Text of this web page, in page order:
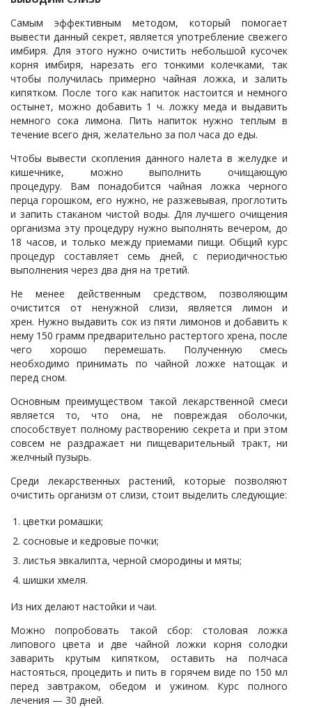
Самым эффективным методом, который помогает
вывести данный секрет, является употребление свежего
имбиря. Для этого нужно очистить небольшой кусочек
корня имбиря, нарезать его тонкими колечками, так
чтобы получилась примерно чайная ложка, и залить
кипятком. После того как напиток настоится и немного
остынет, можно добавить 1 ч. ложку меда и выдавить
немного сока лимона. Пить напиток нужно теплым в
течение всего дня, желательно за пол часа до еды.
Чтобы вывести скопления данного налета в желудке и
кишечнике, можно выполнить очищающую
процедуру. Вам понадобится чайная ложка черного
перца горошком, его нужно, не разжевывая, проглотить
и запить стаканом чистой воды. Для лучшего очищения
организма эту процедуру нужно выполнять вечером, до
18 часов, и только между приемами пищи. Общий курс
процедур составляет семь дней, с периодичностью
выполнения через два дня на третий.
Не менее действенным средством, позволяющим
очистится от ненужной слизи, является лимон и
хрен. Нужно выдавить сок из пяти лимонов и добавить к
нему 150 грамм предварительно растертого хрена, после
чего хорошо перемешать. Полученную смесь
необходимо принимать по чайной ложке натощак и
перед сном.
Основным преимуществом такой лекарственной смеси
является то, что она, не повреждая оболочки,
способствует полному растворению секрета и при этом
совсем не раздражает ни пищеварительный тракт, ни
желчный пузырь.
Среди лекарственных растений, которые позволяют
очистить организм от слизи, стоит выделить следующие:
цветки ромашки;
сосновые и кедровые почки;
листья эвкалипта, черной смородины и мяты;
шишки хмеля.
Из них делают настойки и чаи.
Можно попробовать такой сбор: столовая ложка
липового цвета и две чайной ложки корня солодки
заварить крутым кипятком, оставить на полчаса
настояться, процедить и пить в горячем виде по 150 мл
перед завтраком, обедом и ужином. Курс полного
лечения — 30 дней.